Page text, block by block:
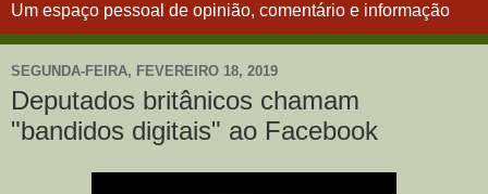
Um espaço pessoal de opinião, comentário e informação
SEGUNDA-FEIRA, FEVEREIRO 18, 2019
Deputados britânicos chamam
"bandidos digitais" ao Facebook